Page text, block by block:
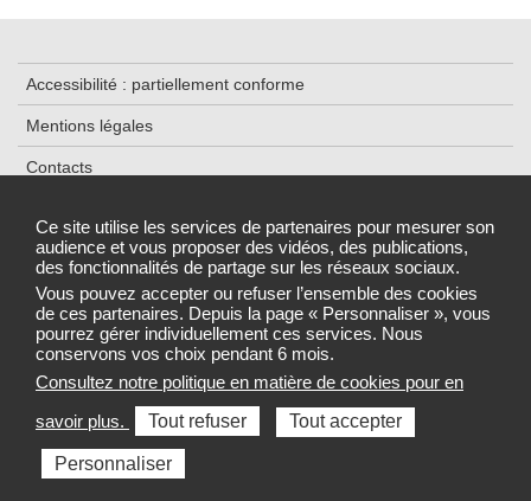
Ce site utilise les services de partenaires pour mesurer son
audience et vous proposer des vidéos, des publications,
des fonctionnalités de partage sur les réseaux sociaux.
Vous pouvez accepter ou refuser l’ensemble des cookies
de ces partenaires. Depuis la page « Personnaliser », vous
pourrez gérer individuellement ces services. Nous
conservons vos choix pendant 6 mois.
Consultez notre politique en matière de cookies pour en
savoir plus.
Tout refuser Tout accepter
Personnaliser
Accessibilité : partiellement conforme
Mentions légales
Contacts
Traitement de données
Gestion des cookies
Sélectionnez une région pour accéder au site de votre Agence
régionale de santé
Toutes les ARS